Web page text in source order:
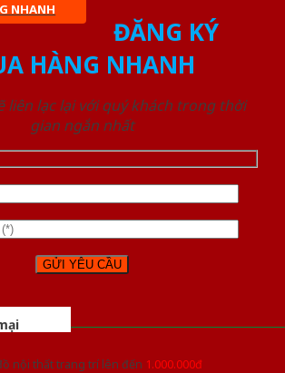
NHANH
ĐĂNG KÝ
HÀNG NHANH
liên lạc lại với quý khách trong thời
gian ngắn nhất
nội thất trang trí lên đến 1.000.000đ